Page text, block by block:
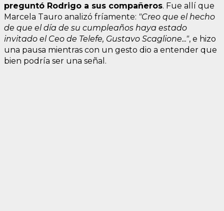
preguntó Rodrigo a sus compañeros. Fue allí que
Marcela Tauro analizó fríamente: "Creo que el hecho
de que el día de su cumpleaños haya estado
invitado el Ceo de Telefe, Gustavo Scaglione...", e hizo
una pausa mientras con un gesto dio a entender que
bien podría ser una señal.